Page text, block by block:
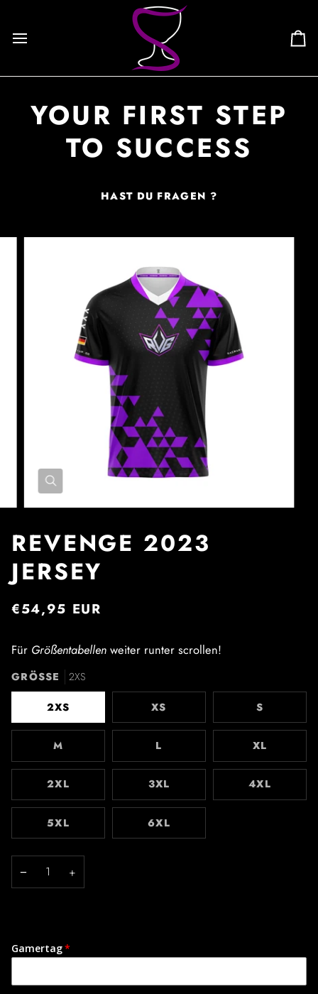
content
YOUR FIRST STEP
TO SUCCESS
HAST DU FRAGEN ?
REVENGE 2023
JERSEY
€54,95 EUR
Für Größentabellen weiter runter scrollen!
GRÖSSE 2XS
2XS XS S
M L XL
2XL 3XL 4XL
5XL 6XL
− +
Gamertag